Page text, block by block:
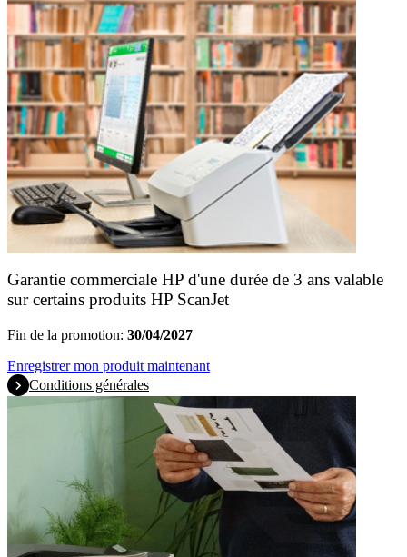
Garantie commerciale HP d'une durée de 3 ans valable
sur certains produits HP ScanJet
Fin de la promotion: 30/04/2027
Enregistrer mon produit maintenant
Conditions générales